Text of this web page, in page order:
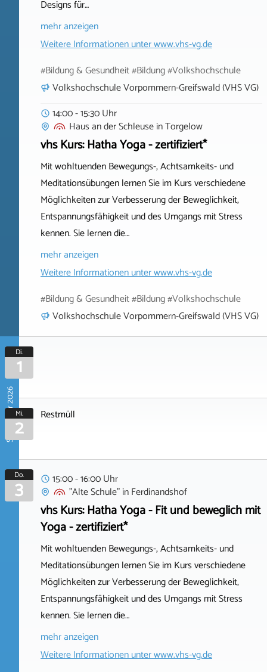
Designs für…
mehr anzeigen
Weitere Informationen unterwww.vhs-vg.de
#Bildung & Gesundheit #Bildung #Volkshochschule
Volkshochschule Vorpommern-Greifswald (VHS VG)
14:00 - 15:30 Uhr
Haus an der SchleuseinTorgelow
vhs Kurs: Hatha Yoga - zertifiziert*
Mit wohltuenden Bewegungs-, Achtsamkeits- und
Meditationsübungen lernen Sie im Kurs verschiedene
Möglichkeiten zur Verbesserung der Beweglichkeit,
Entspannungsfähigkeit und des Umgangs mit Stress
kennen. Sie lernen die…
mehr anzeigen
Weitere Informationen unterwww.vhs-vg.de
#Bildung & Gesundheit #Bildung #Volkshochschule
Volkshochschule Vorpommern-Greifswald (VHS VG)
September 2026
Di.
1
Mi.
2 Restmüll
Do.
3
15:00 - 16:00 Uhr
"Alte Schule"inFerdinandshof
vhs Kurs: Hatha Yoga - Fit und beweglich mit
Yoga - zertifiziert*
Mit wohltuenden Bewegungs-, Achtsamkeits- und
Meditationsübungen lernen Sie im Kurs verschiedene
Möglichkeiten zur Verbesserung der Beweglichkeit,
Entspannungsfähigkeit und des Umgangs mit Stress
kennen. Sie lernen die…
mehr anzeigen
Weitere Informationen unterwww.vhs-vg.de